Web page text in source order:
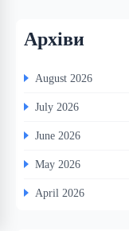
Архіви
August 2026
July 2026
June 2026
May 2026
April 2026